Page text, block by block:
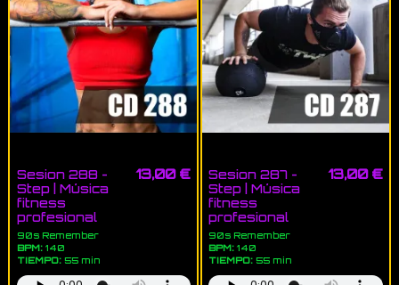
Sesion 288 -
Step | Música
fitness
profesional
90s Remember
BPM:140
TIEMPO:55 min
13,00 €
Sesion 287 -
Step | Música
fitness
profesional
90s Remember
BPM: 140
TIEMPO: 55 min
13,00 €